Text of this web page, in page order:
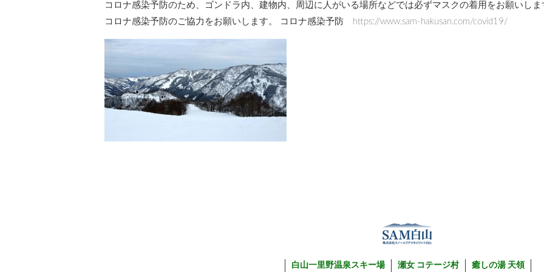
コロナ感染予防のため、ゴンドラ内、建物内、周辺に人がいる場所などでは必ずマスクの着用をお願いしま
コロナ感染予防のご協力をお願いします。 コロナ感染予防 https://www.sam-hakusan.com/covid19/
白山一里野温泉スキー場 瀬女 コテージ村 癒しの湯 天領